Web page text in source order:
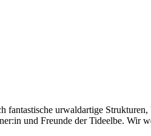
urwaldartige
und Freunde der Tideelbe. Wir